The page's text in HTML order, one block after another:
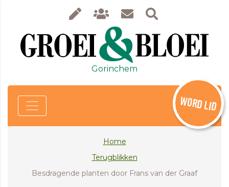
Gorinchem
WORD LID
Home
Terugblikken
Besdragende planten door Frans van der Graaf